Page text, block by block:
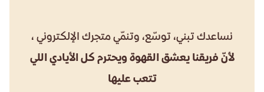
نساعدك تبني، توسّع، وتنمّي متجرك الإلكتروني ،
لأنّ فريقنا يعشق القهوة ويحترم كل الأيادي اللي
تتعب عليها